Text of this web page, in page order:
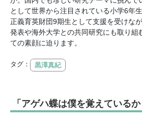
として世界から注目されている小学6年
正義育英財団9期生として支援を受けな
発表や海外大学との共同研究にも取り組
ての素顔に迫ります。
タグ： 黒澤真紀
「アゲハ蝶は僕を覚えているか